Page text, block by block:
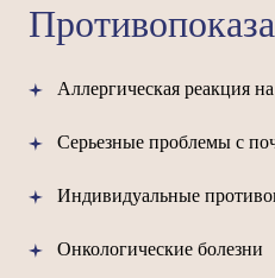
Аллергическая реакция
Серьезные проблемы с
Индивидуальные
Онкологические болезни